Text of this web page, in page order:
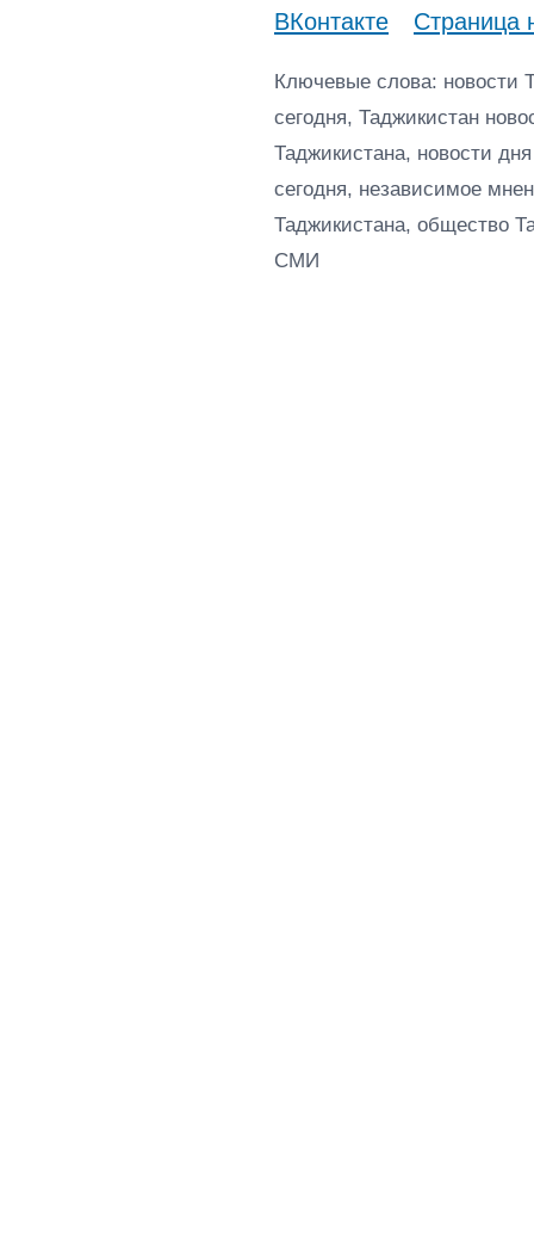
ВКонтакте
Страница
Ключевые слова: новости
сегодня, Таджикистан
Таджикистана, новости
сегодня, независимое
Таджикистана, общество
СМИ